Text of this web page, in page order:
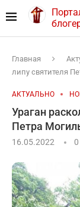
Главная
липу святителя
АКТУАЛЬНО
Ураган
Петра
16.05.2022